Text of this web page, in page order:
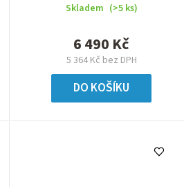
Skladem (>5 ks)
5 364 Kč bez DPH
6 490 Kč
DO KOŠÍKU